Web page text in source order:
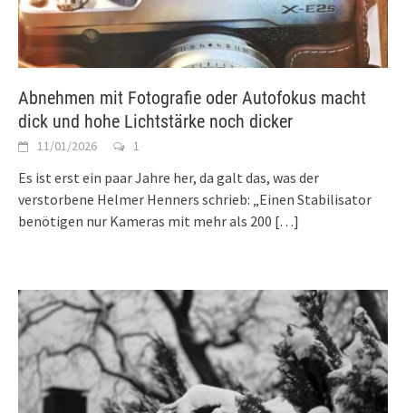
Abnehmen mit Fotografie oder Autofokus macht
dick und hohe Lichtstärke noch dicker
11/01/2026 1
Es ist erst ein paar Jahre her, da galt das, was der
verstorbene Helmer Henners schrieb: „Einen Stabilisator
benötigen nur Kameras mit mehr als 200 […]